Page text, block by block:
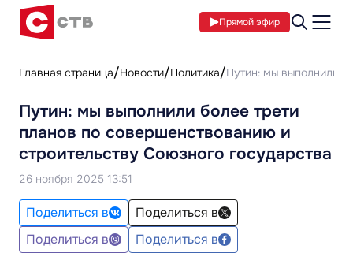
Прямой эфир
Главная страница Новости Политика Путин: мы выполнили
Путин: мы выполнили более трети
планов по совершенствованию и
строительству Союзного государства
26 ноября 2025 13:51
Поделиться в
Поделиться в
Поделиться в
Поделиться в